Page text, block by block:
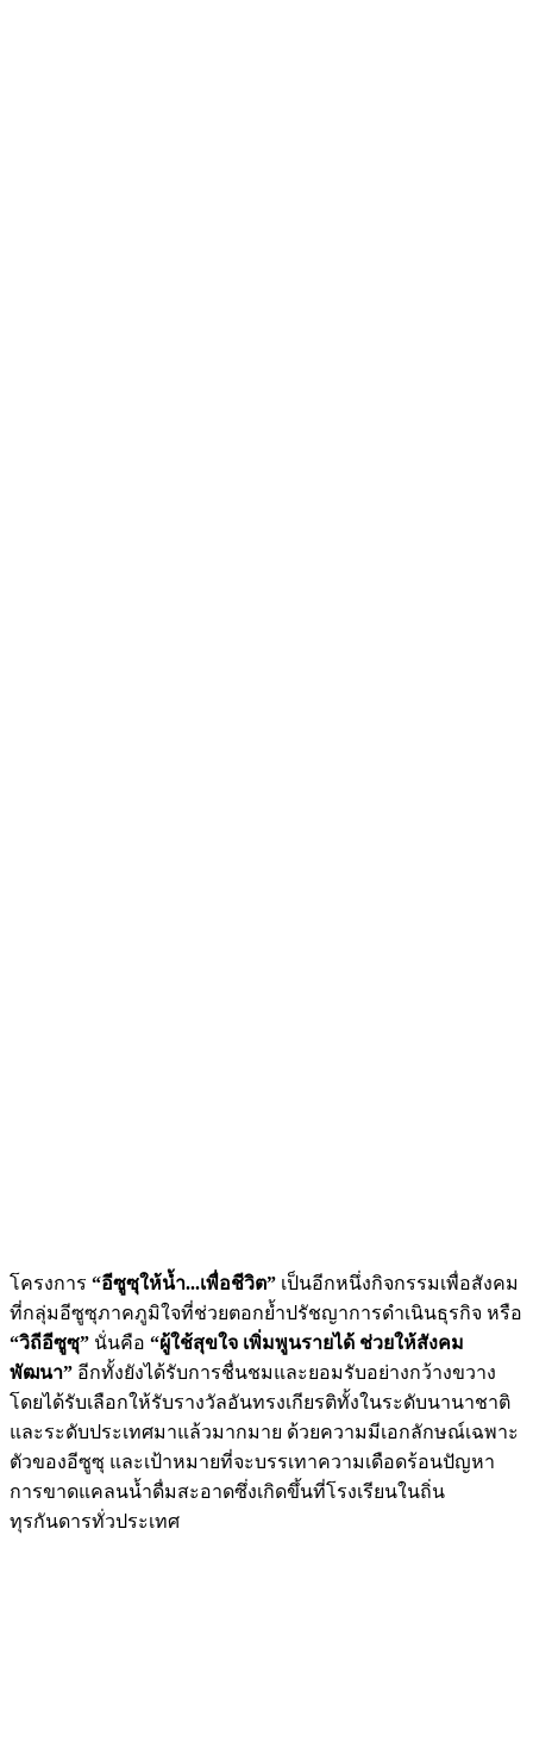
โครงการ “อีซูซุให้น้ำ...เพื่อชีวิต” เป็นอีกหนึ่งกิจกรรมเพื่อสังคม
ที่กลุ่มอีซูซุภาคภูมิใจที่ช่วยตอกย้ำปรัชญาการดำเนินธุรกิจ หรือ
“วิถีอีซูซุ” นั่นคือ “ผู้ใช้สุขใจ เพิ่มพูนรายได้ ช่วยให้สังคม
พัฒนา” อีกทั้งยังได้รับการชื่นชมและยอมรับอย่างกว้างขวาง
โดยได้รับเลือกให้รับรางวัลอันทรงเกียรติทั้งในระดับนานาชาติ
และระดับประเทศมาแล้วมากมาย ด้วยความมีเอกลักษณ์เฉพาะ
ตัวของอีซูซุ และเป้าหมายที่จะบรรเทาความเดือดร้อนปัญหา
การขาดแคลนน้ำดื่มสะอาดซึ่งเกิดขึ้นที่โรงเรียนในถิ่น
ทุรกันดารทั่วประเทศ